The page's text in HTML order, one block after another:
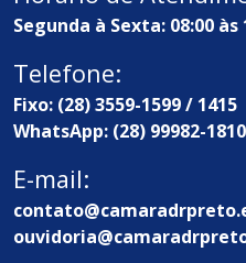
Segunda à Sexta: 08:00 às
Telefone:
Fixo: (28) 3559-1599 / 1415
WhatsApp: (28) 99982-1810
E-mail: